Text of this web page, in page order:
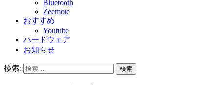
Bluetooth
Zeemote
おすすめ
Youtube
ハードウェア
お知らせ
検索: